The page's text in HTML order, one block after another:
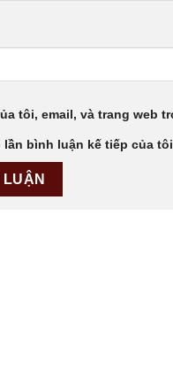
tôi, email, và trang web
lần bình luận kế tiếp của